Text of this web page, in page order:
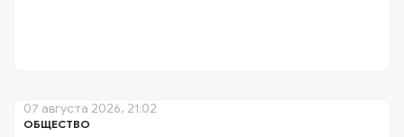
ОБЩЕСТВО
07 августа 2026, 21:02